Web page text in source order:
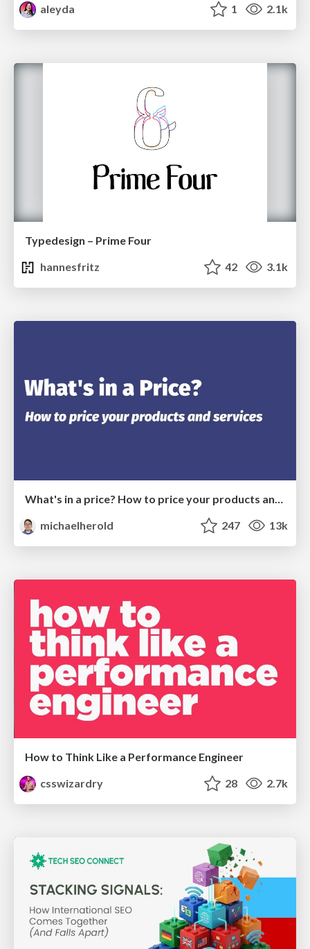
aleyda 1 2.1k
Typedesign – Prime Four
hannesfritz
42 3.1k
What's in a price? How to price your products and services
michaelherold
247 13k
How to Think Like a Performance Engineer
csswizardry
28 2.7k